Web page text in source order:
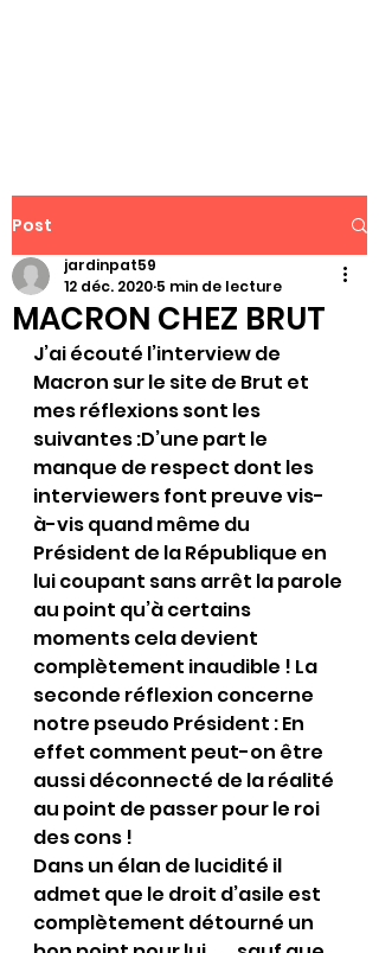
Post
MACRON CHEZ BRUT
jardinpat59
12 déc. 2020 5 min de lecture
J’ai écouté l’interview de
Macron sur le site de Brut et
mes réflexions sont les
suivantes :D’une part le
manque de respect dont les
interviewers font preuve vis-
à-vis quand même du
Président de la République en
lui coupant sans arrêt la parole
au point qu’à certains
moments cela devient
complètement inaudible ! La
seconde réflexion concerne
notre pseudo Président : En
effet comment peut-on être
aussi déconnecté de la réalité
au point de passer pour le roi
des cons !
Dans un élan de lucidité il
admet que le droit d’asile est
complètement détourné un